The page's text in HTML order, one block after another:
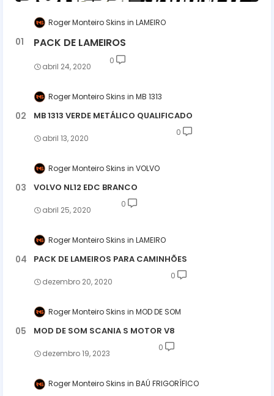
Roger Monteiro Skins LAMEIRO
PACK DE LAMEIROS
abril 24, 2020
0
Roger Monteiro Skins MB 1313
MB 1313 VERDE METÁLICO QUALIFICADO
abril 13, 2020
0
Roger Monteiro Skins VOLVO
VOLVO NL12 EDC BRANCO
abril 25, 2020
0
Roger Monteiro Skins LAMEIRO
PACK DE LAMEIROS PARA CAMINHÕES
dezembro 20, 2020
0
Roger Monteiro Skins MOD DE SOM
MOD DE SOM SCANIA S MOTOR V8
dezembro 19, 2023
0
Roger Monteiro Skins BAÚ FRIGORÍFICO